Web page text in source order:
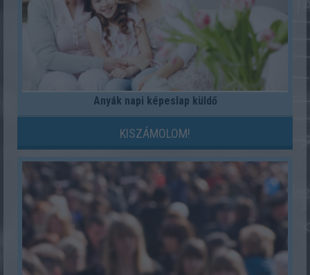
Anyák napi képeslap küldő
KISZÁMOLOM!